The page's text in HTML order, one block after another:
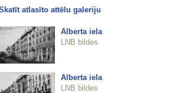
atlasīto attēlu galeriju
Alberta iela
LNB bildes
Alberta iela
LNB bildes